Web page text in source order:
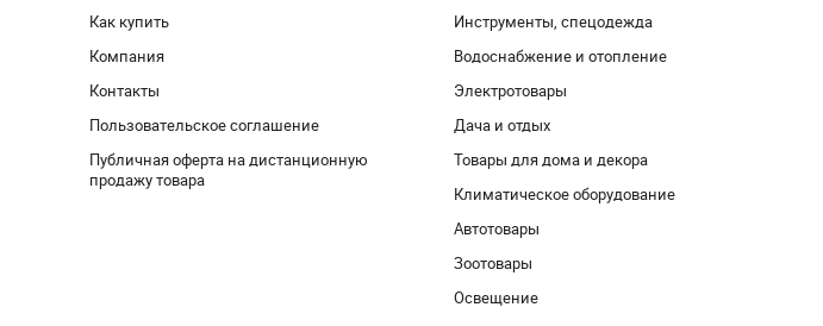
Как купить
Компания
Контакты
Пользовательское соглашение
Публичная оферта на дистанционную
продажу товара
Инструменты, спецодежда
Водоснабжение и отопление
Электротовары
Дача и отдых
Товары для дома и декора
Климатическое оборудование
Автотовары
Зоотовары
Освещение